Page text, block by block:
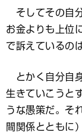
そしてその自
お金よりも上位
で訴えているの
とかく自分自
生きていこうと
うな愚策だ。そ
間関係とともに